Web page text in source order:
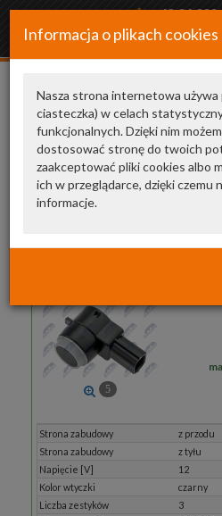
+48 34 366
Informacja o plikach cookies
Nasza strona internetowa
ciasteczka) w celach
funkcjonalnych. Dzięki nim
dostosować stronę do twoich
zaakceptować pliki cookies albo
ich w przeglądarce, dzięki czemu
informacje.
93191445
Nasze zamienniki 1
EPDC-PL-000 NTY
czujnik
tyłu, z przodu
5
Strona zabudowy
z przodu
Strona zabudowy
z tyłu
Napięcie [V]
12
Kolor wtyczki
czarny
Liczba zestyków
3